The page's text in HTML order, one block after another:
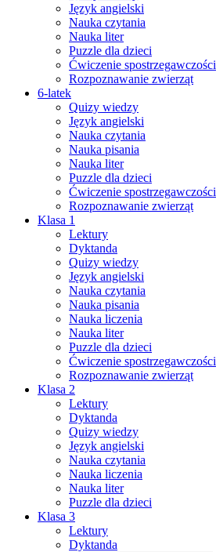
Język angielski
Nauka czytania
Nauka liter
Puzzle dla dzieci
Ćwiczenie spostrzegawczości
Rozpoznawanie zwierząt
6-latek
Quizy wiedzy
Język angielski
Nauka czytania
Nauka pisania
Nauka liter
Puzzle dla dzieci
Ćwiczenie spostrzegawczości
Rozpoznawanie zwierząt
Klasa 1
Lektury
Dyktanda
Quizy wiedzy
Język angielski
Nauka czytania
Nauka pisania
Nauka liczenia
Nauka liter
Puzzle dla dzieci
Ćwiczenie spostrzegawczości
Rozpoznawanie zwierząt
Klasa 2
Lektury
Dyktanda
Quizy wiedzy
Język angielski
Nauka czytania
Nauka liczenia
Nauka liter
Puzzle dla dzieci
Klasa 3
Lektury
Dyktanda